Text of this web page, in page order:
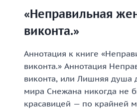
«Неправильная
виконта.»
Аннотация к книге
виконта.» Аннотация
виконта, или Лишняя душа
мира Снежана никогда не
красавицей — по крайней